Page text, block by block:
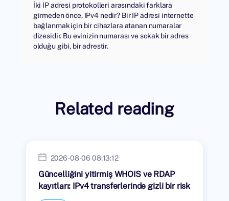
İki IP adresi protokolleri arasındaki farklara
girmeden önce, IPv4 nedir? Bir IP adresi internette
bağlanmak için bir cihazlara atanan numaralar
dizesidir. Bu evinizin numarası ve sokak bir adres
olduğu gibi, bir adrestir.
Related reading
2026-08-06 08:13:12
Güncelliğini yitirmiş WHOIS ve RDAP
kayıtları: IPv4 transferlerinde gizli bir risk